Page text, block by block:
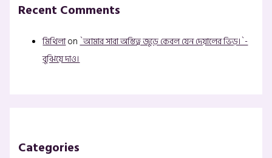
Recent Comments
মিথিলাon`আমার সারা অস্তিত্ব জুড়ে কেবল যেন দেয়ালের ভিড়।`-
বুঝিয়ে দাও।
Categories